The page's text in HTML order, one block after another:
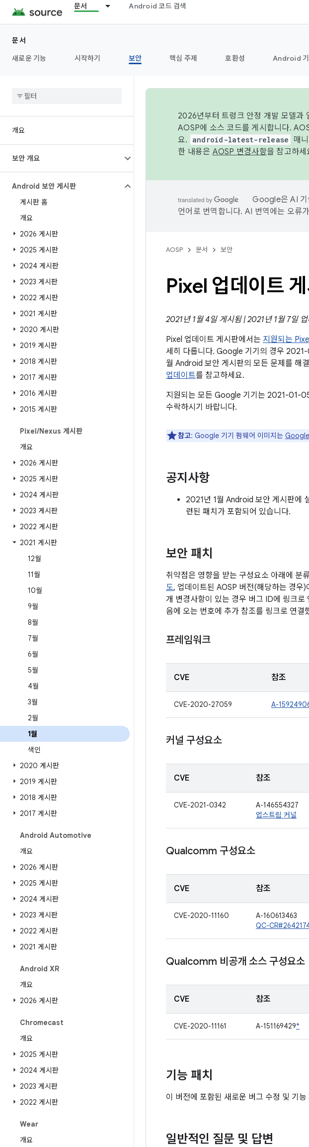
문서 Android 코드 검색
문서
새로운 기능
시작하기 보안 핵심 주제 호환성 Android 기
개요
보안 개요
Android 보안 게시판
게시판 홈
개요
2026 게시판
2025 게시판
2024 게시판
2023 게시판
2022 게시판
2021 게시판
2020 게시판
2019 게시판
2018 게시판
2017 게시판
2016 게시판
2015 게시판
Pixel/Nexus 게시판
개요
2026 게시판
2025 게시판
2024 게시판
2023 게시판
2022 게시판
2021 게시판
12월
11월
10월
9월
8월
7월
6월
5월
4월
3월
2월
1월
색인
2020 게시판
2019 게시판
2018 게시판
2017 게시판
Android Automotive
개요
2026 게시판
2025 게시판
2024 게시판
2023 게시판
2022 게시판
2021 게시판
Android XR
개요
2026 게시판
Chromecast
개요
2025 게시판
2024 게시판
2023 게시판
2022 게시판
Wear
개요
2026년부터 트렁크 안정 개발 모델과
AOSP에 소스 코드를 게시합니다.
요.
android-latest-release
매
한 내용은 AOSP 변경사항을 참고하세
Google은 AI 기
언어로 번역합니다. AI 번역에는 오류
AOSP 문서 보안
Pixel 업데이트
2021년 1월 4일 게시됨 | 2021년 1월 7일
Pixel 업데이트 게시판에서는 지원되는
세히 다룹니다. Google 기기의 경우
월 Android 보안 게시판의 모든 문제를 해
업데이트를 참고하세요.
지원되는 모든 Google 기기는 2021-01-
수락하시기 바랍니다.
참고: Google 기기 펌웨어 이미지는
공지사항
2021년 1월 Android 보안 게시판에
련된 패치가 포함되어 있습니다.
보안 패치
취약점은 영향을 받는 구성요소 아래에 분
도, 업데이트된 AOSP 버전(해당하는 경우
개 변경사항이 있는 경우 버그 ID에 링크
음에 오는 번호에 추가 참조를 링크로 연결
프레임워크
CVE 참조
CVE-2020-27059 A-
커널 구성요소
CVE 참조
CVE-2021-0342
A-146554327
업스트림 커널
Qualcomm 구성요소
CVE 참조
CVE-2020-11160
A-160613463
QC-
Qualcomm 비공개 소스 구성요소
CVE 참조
CVE-2020-11161 A-151169429*
기능 패치
이 버전에 포함된 새로운 버그 수정 및 기
일반적인 질문 및 답변